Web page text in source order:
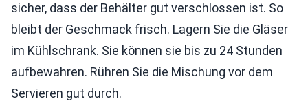
sicher, dass der Behälter gut verschlossen ist. So
bleibt der Geschmack frisch. Lagern Sie die Gläser
im Kühlschrank. Sie können sie bis zu 24 Stunden
aufbewahren. Rühren Sie die Mischung vor dem
Servieren gut durch.